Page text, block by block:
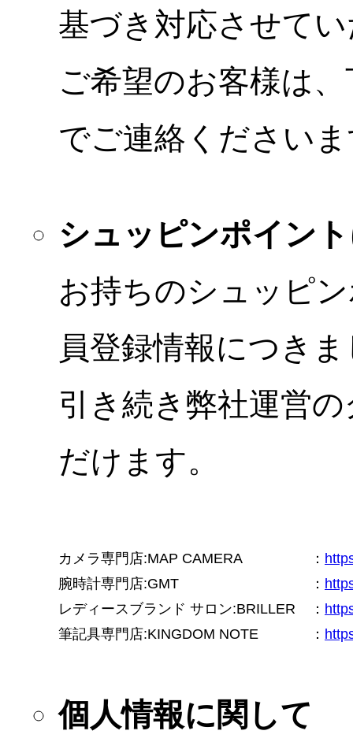
基づき対応させて
ご希望のお客様は
でご連絡ください
シュッピンポイン
お持ちのシュッピ
員登録情報につき
引き続き弊社運営
だけます。
カメラ専門店:MAP CAMERA ：
腕時計専門店:GMT
：
レディースブランド サロン:BRILLER
：
筆記具専門店:KINGDOM NOTE
：
個人情報に関して